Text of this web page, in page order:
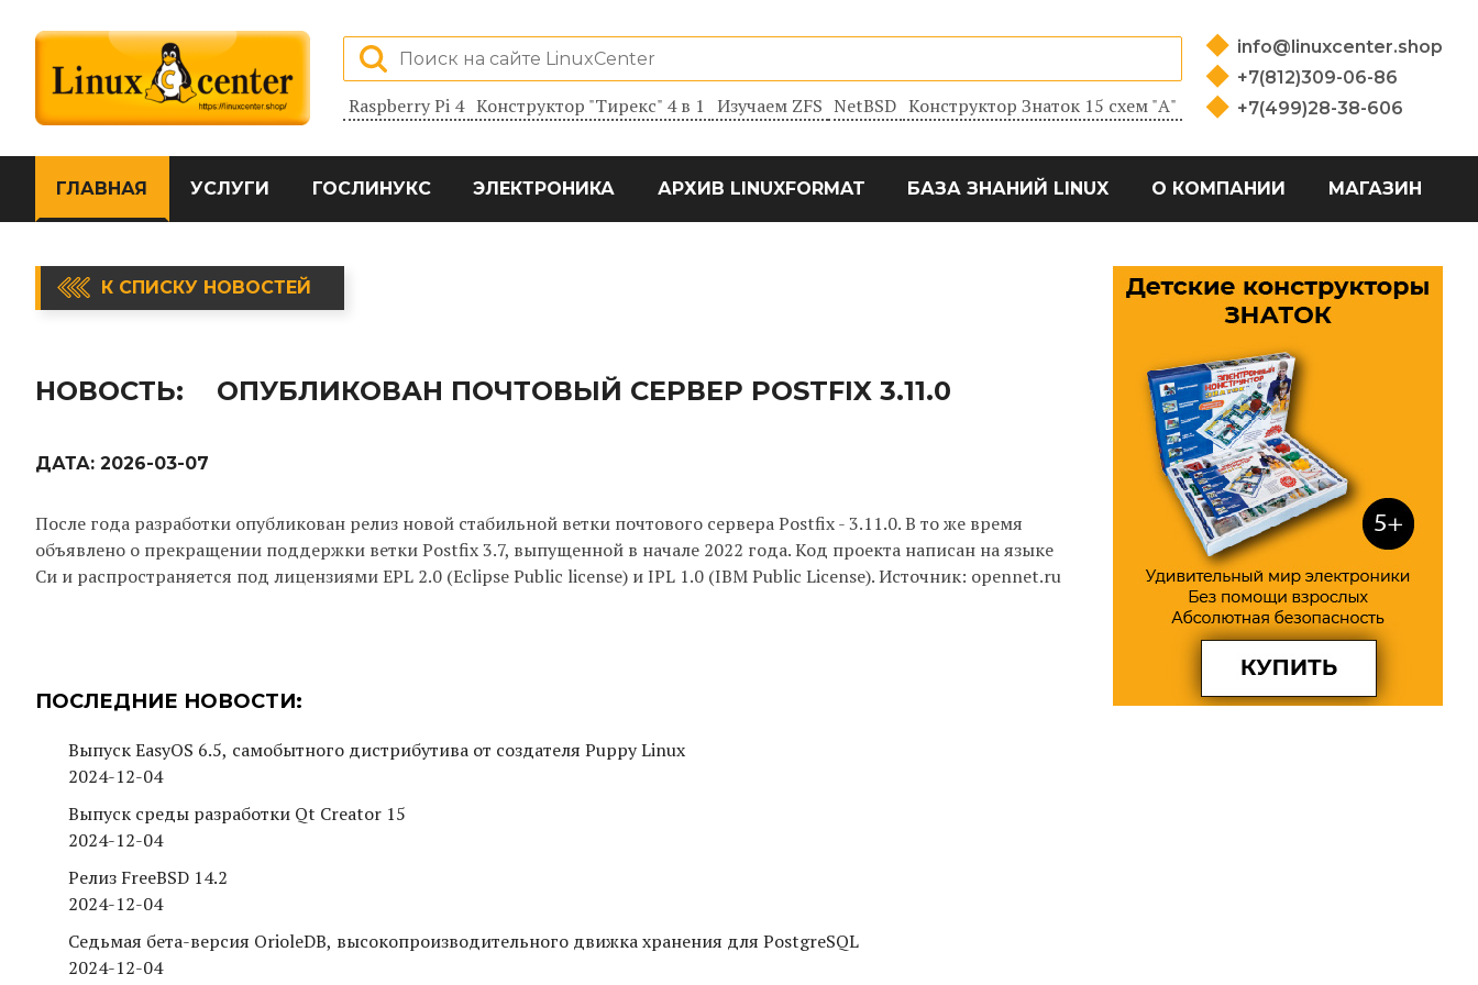
Raspberry Pi 4 Конструктор "Тирекс" 4 в 1 Изучаем ZFS NetBSD Конструктор Знаток 15 схем "А"
info@linuxcenter.shop
+7(812)309-06-86
+7(499)28-38-606
ГЛАВНАЯ УСЛУГИ ГОСЛИНУКС ЭЛЕКТРОНИКА АРХИВ LINUXFORMAT БАЗА ЗНАНИЙ LINUX О КОМПАНИИ МАГАЗИН
К СПИСКУ НОВОСТЕЙ
НОВОСТЬ: ОПУБЛИКОВАН ПОЧТОВЫЙ СЕРВЕР POSTFIX 3.11.0
ДАТА: 2026-03-07
После года разработки опубликован релиз новой стабильной ветки почтового сервера Postfix - 3.11.0. В то же время
объявлено о прекращении поддержки ветки Postfix 3.7, выпущенной в начале 2022 года. Код проекта написан на языке
Си и распространяется под лицензиями EPL 2.0 (Eclipse Public license) и IPL 1.0 (IBM Public License). Источник: opennet.ru
ПОСЛЕДНИЕ НОВОСТИ:
Выпуск EasyOS 6.5, самобытного дистрибутива от создателя Puppy Linux
2024-12-04
Выпуск среды разработки Qt Creator 15
2024-12-04
Релиз FreeBSD 14.2
2024-12-04
Седьмая бета-версия OrioleDB, высокопроизводительного движка хранения для PostgreSQL
2024-12-04